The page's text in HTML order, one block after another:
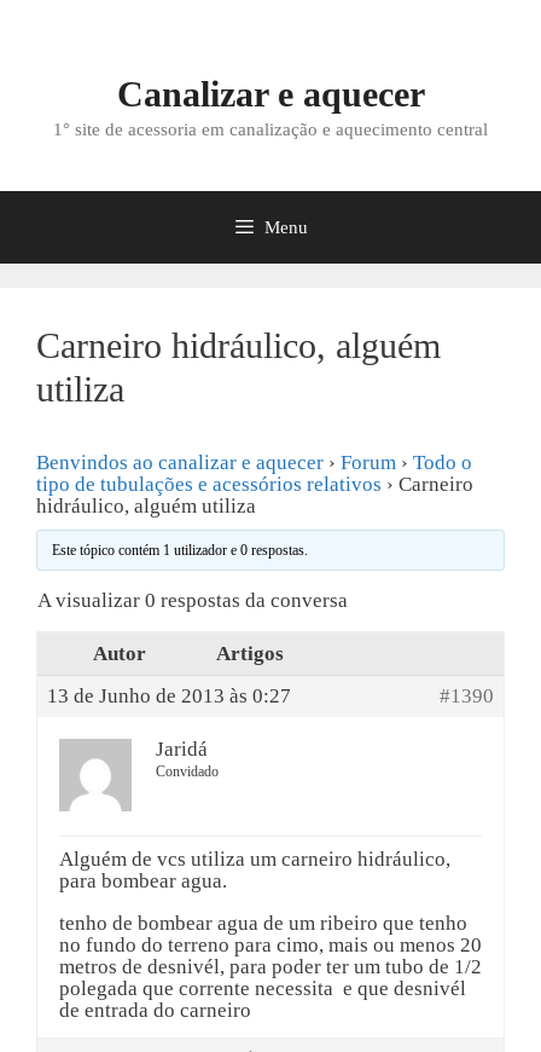
Canalizar e aquecer
1° site de acessoria em canalização e aquecimento central
Menu
Carneiro hidráulico, alguém
utiliza
Benvindos ao canalizar e aquecer › Forum › Todo o
tipo de tubulações e acessórios relativos › Carneiro
hidráulico, alguém utiliza
Este tópico contém 1 utilizador e 0 respostas.
A visualizar 0 respostas da conversa
Autor
Artigos
13 de Junho de 2013 às 0:27
#1390
Jaridá
Convidado
Alguém de vcs utiliza um carneiro hidráulico,
para bombear agua.
tenho de bombear agua de um ribeiro que tenho
no fundo do terreno para cimo, mais ou menos 20
metros de desnivél, para poder ter um tubo de 1/2
polegada que corrente necessita e que desnivél
de entrada do carneiro